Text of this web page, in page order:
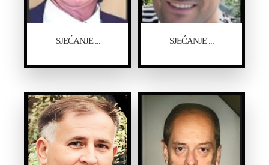
SJEĆANJE ... SJEĆANJE ...